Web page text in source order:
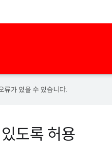
류가 있을 수 있습니다.
도록 허용